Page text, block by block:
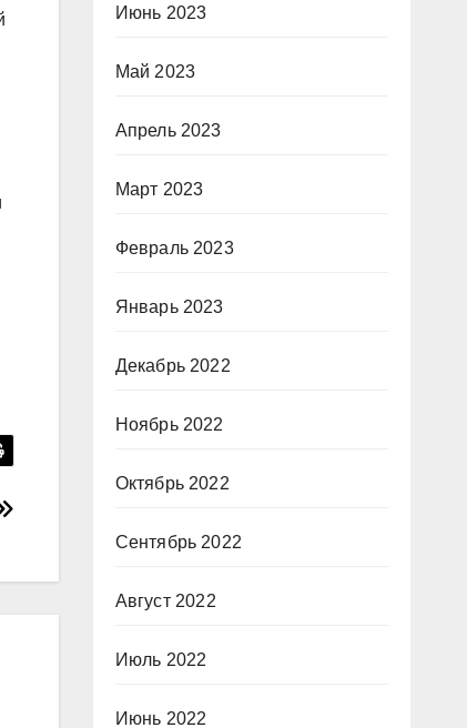
Июнь 2023
Май 2023
Апрель 2023
Март 2023
Февраль 2023
Январь 2023
Декабрь 2022
Ноябрь 2022
Октябрь 2022
Сентябрь 2022
Август 2022
Июль 2022
Июнь 2022